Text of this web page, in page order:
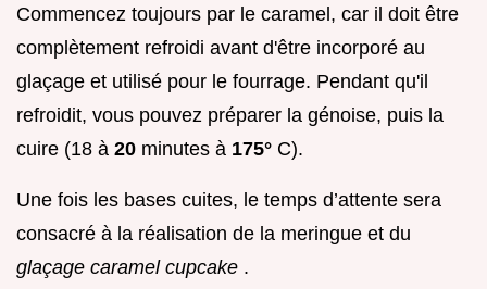
Commencez toujours par le caramel, car il doit être
complètement refroidi avant d'être incorporé au
glaçage et utilisé pour le fourrage. Pendant qu'il
refroidit, vous pouvez préparer la génoise, puis la
cuire (18 à 20 minutes à 175° C).
Une fois les bases cuites, le temps d’attente sera
consacré à la réalisation de la meringue et du
glaçage caramel cupcake .